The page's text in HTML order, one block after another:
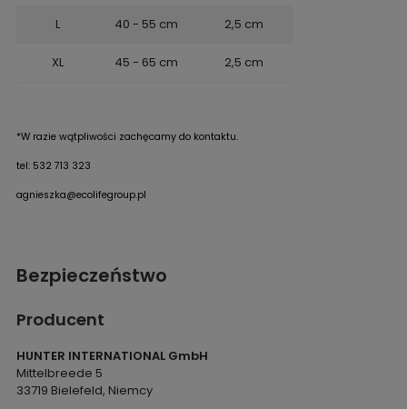
L 40 - 55 cm 2,5 cm
XL 45 - 65 cm 2,5 cm
*W razie wątpliwości zachęcamy do kontaktu.
tel: 532 713 323
agnieszka@ecolifegroup.pl
Bezpieczeństwo
Producent
HUNTER INTERNATIONAL GmbH
Mittelbreede 5
33719 Bielefeld, Niemcy